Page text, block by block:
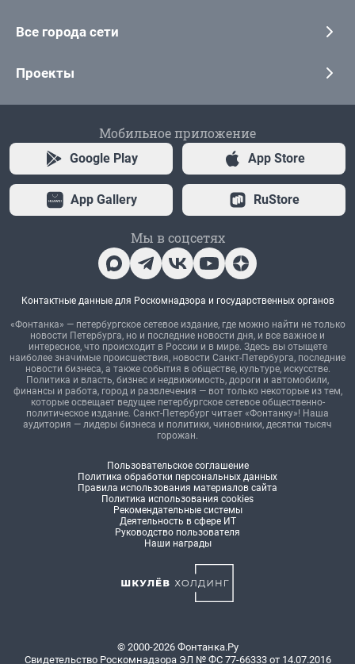
Все города сети
Проекты
Мобильное приложение
Google Play App Store
App Gallery RuStore
Мы в соцсетях
Контактные данные для Роскомнадзора и государственных органов
«Фонтанка» — петербургское сетевое издание, где можно найти не только
новости Петербурга, но и последние новости дня, и все важное и
интересное, что происходит в России и в мире. Здесь вы отыщете
наиболее значимые происшествия, новости Санкт-Петербурга, последние
новости бизнеса, а также события в обществе, культуре, искусстве.
Политика и власть, бизнес и недвижимость, дороги и автомобили,
финансы и работа, город и развлечения — вот только некоторые из тем,
которые освещает ведущее петербургское сетевое общественно-
политическое издание. Санкт-Петербург читает «Фонтанку»! Наша
аудитория — лидеры бизнеса и политики, чиновники, десятки тысяч
горожан.
Пользовательское соглашение
Политика обработки персональных данных
Правила использования материалов сайта
Политика использования cookies
Рекомендательные системы
Деятельность в сфере ИТ
Руководство пользователя
Наши награды
© 2000-2026 Фонтанка.Ру
Свидетельство Роскомнадзора ЭЛ № ФС 77-66333 от 14.07.2016